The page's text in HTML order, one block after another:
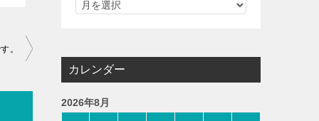
。
カレンダー
2026年8月